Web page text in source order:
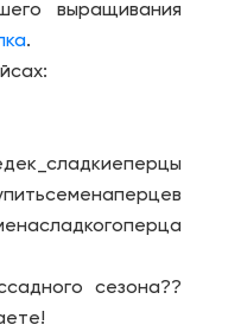
выращивания
.
сезона??